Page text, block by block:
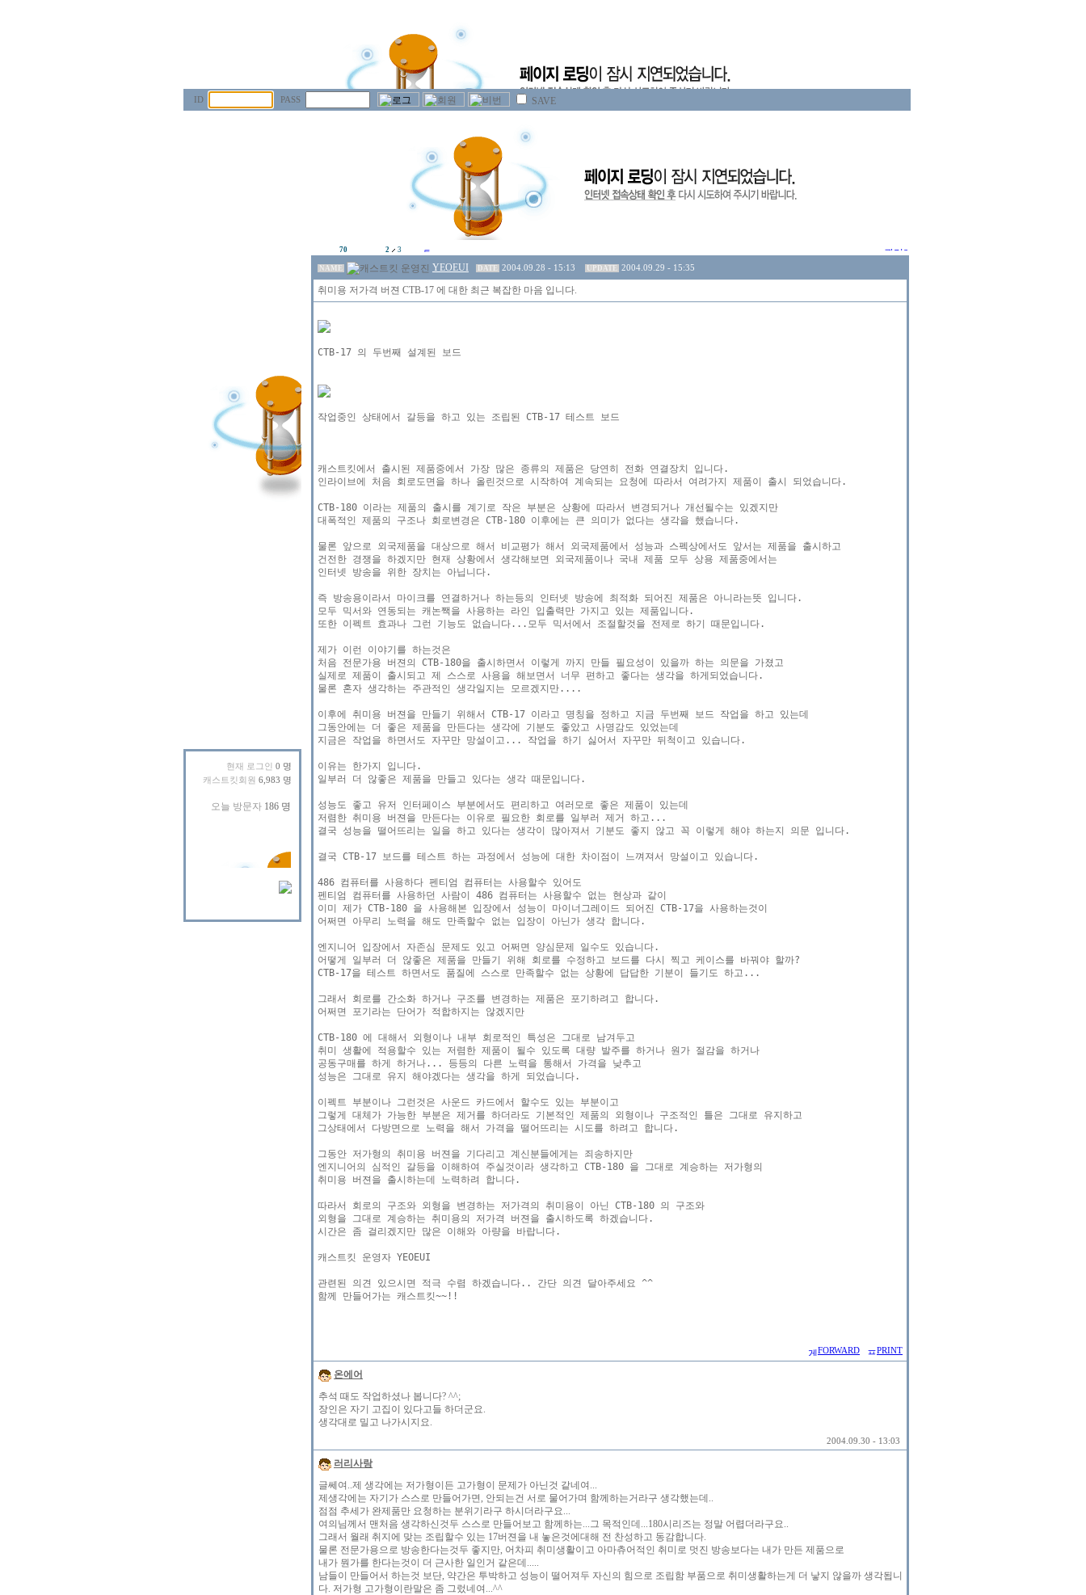
ID PASS SAVE
현재 로그인 0 명
캐스트킷회원 6,983 명
70 2 3
NAME YEOEUI DATE 2004.09.28 - 15:13 UPDATE 2004.09.29 - 15:35
취미용 저가격 버젼 CTB-17 에 대한 최근 복잡한 마음 입니다.
CTB-17 의 두번째 설계된 보드
작업중인 상태에서 갈등을 하고 있는 조립된 CTB-17 테스트 보드
캐스트킷에서 출시된 제품중에서 가장 많은 종류의 제품은 당연히 전화 연결장치 입니다.
인라이브에 처음 회로도면을 하나 올린것으로 시작하여 계속되는 요청에 따라서 여려가지 제품이 출시 되었습니다.
CTB-180 이라는 제품의 출시를 계기로 작은 부분은 상황에 따라서 변경되거나 개선될수는 있겠지만
대폭적인 제품의 구조나 회로변경은 CTB-180 이후에는 큰 의미가 없다는 생각을 했습니다.
물론 앞으로 외국제품을 대상으로 해서 비교평가 해서 외국제품에서 성능과 스펙상에서도 앞서는 제품을 출시하고
건전한 경쟁을 하겠지만 현재 상황에서 생각해보면 외국제품이나 국내 제품 모두 상용 제품중에서는
인터넷 방송을 위한 장치는 아닙니다.
즉 방송용이라서 마이크를 연결하거나 하는등의 인터넷 방송에 최적화 되어진 제품은 아니라는뜻 입니다.
모두 믹서와 연동되는 캐논짹을 사용하는 라인 입출력만 가지고 있는 제품입니다.
또한 이펙트 효과나 그런 기능도 없습니다...모두 믹서에서 조절할것을 전제로 하기 때문입니다.
제가 이런 이야기를 하는것은
처음 전문가용 버젼의 CTB-180을 출시하면서 이렇게 까지 만들 필요성이 있을까 하는 의문을 가졌고
실제로 제품이 출시되고 제 스스로 사용을 해보면서 너무 편하고 좋다는 생각을 하게되었습니다.
물론 혼자 생각하는 주관적인 생각일지는 모르겠지만....
이후에 취미용 버젼을 만들기 위해서 CTB-17 이라고 명칭을 정하고 지금 두번째 보드 작업을 하고 있는데
그동안에는 더 좋은 제품을 만든다는 생각에 기분도 좋았고 사명감도 있었는데
지금은 작업을 하면서도 자꾸만 망설이고... 작업을 하기 싫어서 자꾸만 뒤척이고 있습니다.
이유는 한가지 입니다.
일부러 더 않좋은 제품을 만들고 있다는 생각 때문입니다.
성능도 좋고 유저 인터페이스 부분에서도 편리하고 여러모로 좋은 제품이 있는데
저렴한 취미용 버젼을 만든다는 이유로 필요한 회로를 일부러 제거 하고...
결국 성능을 떨어뜨리는 일을 하고 있다는 생각이 많아져서 기분도 좋지 않고 꼭 이렇게 해야 하는지 의문 입니다.
결국 CTB-17 보드를 테스트 하는 과정에서 성능에 대한 차이점이 느껴져서 망설이고 있습니다.
486 컴퓨터를 사용하다 펜티엄 컴퓨터는 사용할수 있어도
펜티엄 컴퓨터를 사용하던 사람이 486 컴퓨터는 사용할수 없는 현상과 같이
이미 제가 CTB-180 을 사용해본 입장에서 성능이 마이너그레이드 되어진 CTB-17을 사용하는것이
어쩌면 아무리 노력을 해도 만족할수 없는 입장이 아닌가 생각 합니다.
엔지니어 입장에서 자존심 문제도 있고 어쩌면 양심문제 일수도 있습니다.
어떻게 일부러 더 않좋은 제품을 만들기 위해 회로를 수정하고 보드를 다시 찍고 케이스를 바꿔야 할까?
CTB-17을 테스트 하면서도 품질에 스스로 만족할수 없는 상황에 답답한 기분이 들기도 하고...
그래서 회로를 간소화 하거나 구조를 변경하는 제품은 포기하려고 합니다.
어쩌면 포기라는 단어가 적합하지는 않겠지만
CTB-180 에 대해서 외형이나 내부 회로적인 특성은 그대로 남겨두고
취미 생활에 적용할수 있는 저렴한 제품이 될수 있도록 대량 발주를 하거나 원가 절감을 하거나
공동구매를 하게 하거나... 등등의 다른 노력을 통해서 가격을 낮추고
성능은 그대로 유지 해야겠다는 생각을 하게 되었습니다.
이펙트 부분이나 그런것은 사운드 카드에서 할수도 있는 부분이고
그렇게 대체가 가능한 부분은 제거를 하더라도 기본적인 제품의 외형이나 구조적인 틀은 그대로 유지하고
그상태에서 다방면으로 노력을 해서 가격을 떨어뜨리는 시도를 하려고 합니다.
그동안 저가형의 취미용 버젼을 기다리고 계신분들에게는 죄송하지만
엔지니어의 심적인 갈등을 이해하여 주실것이라 생각하고 CTB-180 을 그대로 계승하는 저가형의
취미용 버젼을 출시하는데 노력하려 합니다.
따라서 회로의 구조와 외형을 변경하는 저가격의 취미용이 아닌 CTB-180 의 구조와
외형을 그대로 계승하는 취미용의 저가격 버젼을 출시하도록 하겠습니다.
시간은 좀 걸리겠지만 많은 이해와 아량을 바랍니다.
캐스트킷 운영자 YEOEUI
관련된 의견 있으시면 적극 수렴 하겠습니다.. 간단 의견 달아주세요 ^^
함께 만들어가는 캐스트킷~~!!
FORWARD PRINT
온에어
추석 때도 작업하셨나 봅니다? ^^;
장인은 자기 고집이 있다고들 하더군요.
생각대로 밀고 나가시지요.
2004.09.30 - 13:03
러리사랑
글쎄여..제 생각에는 저가형이든 고가형이 문제가 아닌것 같네여...
제생각에는 자기가 스스로 만들어가면, 안되는건 서로 물어가며 함께하는거라구 생각했는데..
점점 추세가 완제품만 요청하는 분위기라구 하시더라구요...
여의님께서 맨처음 생각하신것두 스스로 만들어보고 함께하는...그 목적인데...180시리즈는 정말 어렵더라구요..
그래서 월래 취지에 맞는 조립할수 있는 17버젼을 내 놓은것에대해 전 찬성하고 동감합니다.
물론 전문가용으로 방송한다는것두 좋지만, 어차피 취미생활이고 아마츄어적인 취미로 멋진 방송보다는 내가 만든 제품으로
내가 뭔가를 한다는것이 더 근사한 일인거 같은데.....
남들이 만들어서 하는것 보단, 약간은 투박하고 성능이 떨어져두 자신의 힘으로 조립함 부품으로 취미생활하는게 더 낳지 않을까 생각됩니
다. 저가형 고가형이란말은 좀 그렀네여...^^